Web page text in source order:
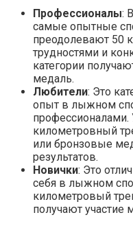
Профессионалы:
самые опытные
преодолевают 50
трудностями и
категории
медаль.
Любители: Это
опыт в лыжном
профессионалами.
километровный
или бронзовые
результатов.
Новички: Это
себя в лыжном
километровый
получают участие